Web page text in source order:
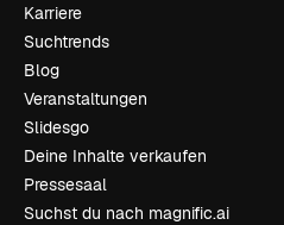
Karriere
Suchtrends
Blog
Veranstaltungen
Slidesgo
Deine Inhalte verkaufen
Pressesaal
Suchst du nach magnific.ai